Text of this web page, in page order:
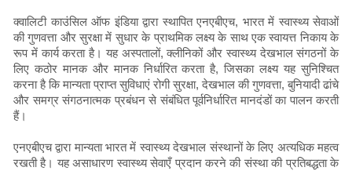
क्वालिटी काउंसिल ऑफ इंडिया द्वारा स्थापित एनएबीएच, भारत में स्वास्थ्य सेवाओं
की गुणवत्ता और सुरक्षा में सुधार के प्राथमिक लक्ष्य के साथ एक स्वायत्त निकाय के
रूप में कार्य करता है। यह अस्पतालों, क्लीनिकों और स्वास्थ्य देखभाल संगठनों के
लिए कठोर मानक और मानक निर्धारित करता है, जिसका लक्ष्य यह सुनिश्चित
करना है कि मान्यता प्राप्त सुविधाएं रोगी सुरक्षा, देखभाल की गुणवत्ता, बुनियादी ढांचे
और समग्र संगठनात्मक प्रबंधन से संबंधित पूर्वनिर्धारित मानदंडों का पालन करती
हैं।
एनएबीएच द्वारा मान्यता भारत में स्वास्थ्य देखभाल संस्थानों के लिए अत्यधिक महत्व
रखती है। यह असाधारण स्वास्थ्य सेवाएँ प्रदान करने की संस्था की प्रतिबद्धता के